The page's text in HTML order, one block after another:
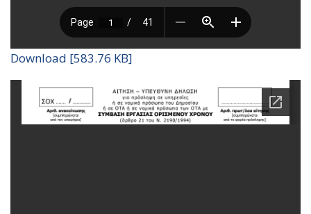
Download [583.76 KB]